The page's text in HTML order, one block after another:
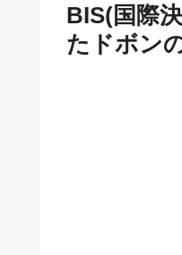
BIS(国際
たドボン